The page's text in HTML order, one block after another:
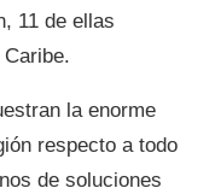
11 de ellas
la enorme
respecto a todo
de soluciones